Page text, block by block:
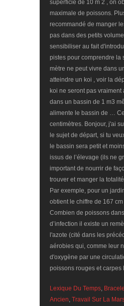
Lexique Du Temps,
Ancien, Travail Sur La